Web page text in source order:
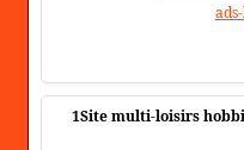
1Site multi-loisirs